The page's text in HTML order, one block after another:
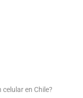
en Chile?